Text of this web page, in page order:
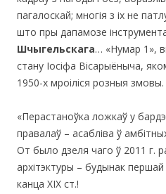
пагалоскай; многія з іх не
што пры дапамозе
Шчыгельскага… «Нумар 1»,
стану Іосіфа Вісарыёныча,
1950-х мроіліся розныя змовы.
«Перастаноўка ложкаў у
правалаў – асабліва ў
От было дзеля чаго ў 2011 г.
архітэктуры – будынак першай
канца ХIX ст.!